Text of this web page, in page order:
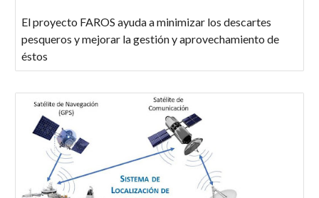
El proyecto FAROS ayuda a minimizar los descartes
pesqueros y mejorar la gestión y aprovechamiento de
éstos